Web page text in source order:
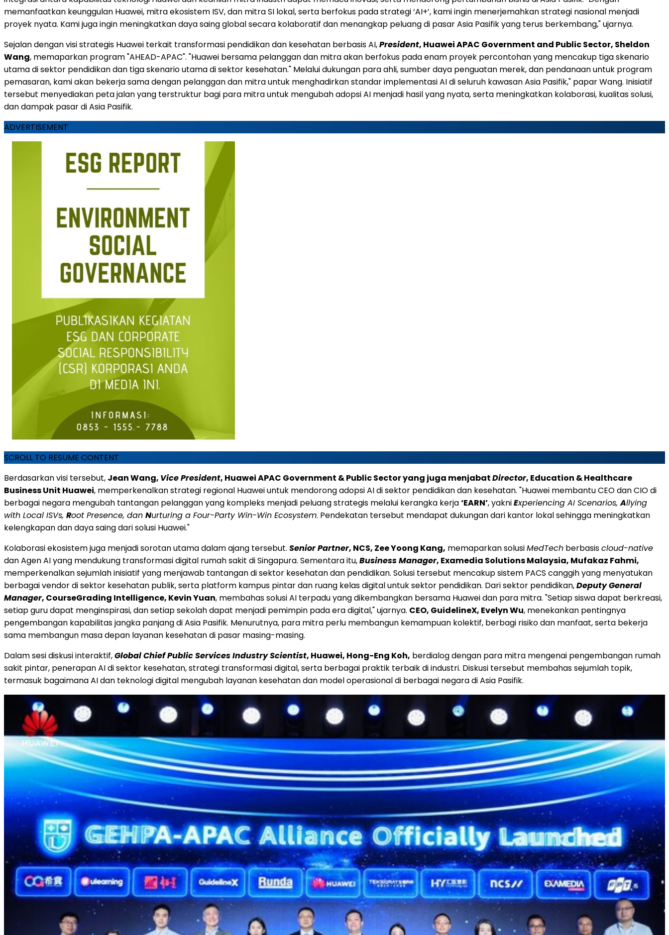
memanfaatkan keunggulan Huawei, mitra ekosistem ISV, dan mitra SI lokal, serta berfokus pada strategi ‘AI+’, kami ingin menerjemahkan strategi nasional menjadi
proyek nyata. Kami juga ingin meningkatkan daya saing global secara kolaboratif dan menangkap peluang di pasar Asia Pasifik yang terus berkembang," ujarnya.
Sejalan dengan visi strategis Huawei terkait transformasi pendidikan dan kesehatan berbasis AI,President, Huawei APAC Government and Public Sector, Sheldon
Wang, memaparkan program "AHEAD-APAC". "Huawei bersama pelanggan dan mitra akan berfokus pada enam proyek percontohan yang mencakup tiga skenario
utama di sektor pendidikan dan tiga skenario utama di sektor kesehatan." Melalui dukungan para ahli, sumber daya penguatan merek, dan pendanaan untuk program
pemasaran, kami akan bekerja sama dengan pelanggan dan mitra untuk menghadirkan standar implementasi AI di seluruh kawasan Asia Pasifik," papar Wang. Inisiatif
tersebut menyediakan peta jalan yang terstruktur bagi para mitra untuk mengubah adopsi AI menjadi hasil yang nyata, serta meningkatkan kolaborasi, kualitas solusi,
dan dampak pasar di Asia Pasifik.
ADVERTISEMENT
SCROLL TO RESUME CONTENT
Berdasarkan visi tersebut, Jean Wang, Vice President, Huawei APAC Government & Public Sector yang juga menjabatDirector, Education & Healthcare
Business Unit Huawei, memperkenalkan strategi regional Huawei untuk mendorong adopsi AI di sektor pendidikan dan kesehatan. "Huawei membantu CEO dan CIO di
berbagai negara mengubah tantangan pelanggan yang kompleks menjadi peluang strategis melalui kerangka kerja‘EARN’, yakniExperiencing AI Scenarios,Allying
with Local ISVs, Root Presence, dan Nurturing a Four-Party Win-Win Ecosystem. Pendekatan tersebut mendapat dukungan dari kantor lokal sehingga meningkatkan
kelengkapan dan daya saing dari solusi Huawei."
Kolaborasi ekosistem juga menjadi sorotan utama dalam ajang tersebut. Senior Partner, NCS, Zee Yoong Kang, memaparkan solusiMedTech berbasiscloud-native
dan Agen AI yang mendukung transformasi digital rumah sakit di Singapura. Sementara itu,Business Manager, Examedia Solutions Malaysia, Mufakaz Fahmi,
memperkenalkan sejumlah inisiatif yang menjawab tantangan di sektor kesehatan dan pendidikan. Solusi tersebut mencakup sistem PACS canggih yang menyatukan
berbagai vendor di sektor kesehatan publik, serta platform kampus pintar dan ruang kelas digital untuk sektor pendidikan. Dari sektor pendidikan,Deputy General
Manager, CourseGrading Intelligence, Kevin Yuan, membahas solusi AI terpadu yang dikembangkan bersama Huawei dan para mitra. "Setiap siswa dapat berkreasi,
setiap guru dapat menginspirasi, dan setiap sekolah dapat menjadi pemimpin pada era digital," ujarnya. CEO, GuidelineX, Evelyn Wu, menekankan pentingnya
pengembangan kapabilitas jangka panjang di Asia Pasifik. Menurutnya, para mitra perlu membangun kemampuan kolektif, berbagi risiko dan manfaat, serta bekerja
sama membangun masa depan layanan kesehatan di pasar masing-masing.
Dalam sesi diskusi interaktif,Global Chief Public Services Industry Scientist, Huawei, Hong-Eng Koh, berdialog dengan para mitra mengenai pengembangan rumah
sakit pintar, penerapan AI di sektor kesehatan, strategi transformasi digital, serta berbagai praktik terbaik di industri. Diskusi tersebut membahas sejumlah topik,
termasuk bagaimana AI dan teknologi digital mengubah layanan kesehatan dan model operasional di berbagai negara di Asia Pasifik.